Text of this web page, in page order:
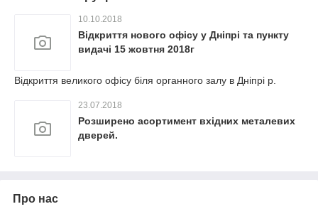
10.10.2018
Відкриття нового офісу у Дніпрі та пункту
видачі 15 жовтня 2018г
Відкриття великого офісу біля органного залу в Дніпрі р.
23.07.2018
Розширено асортимент вхідних металевих
дверей.
Про нас